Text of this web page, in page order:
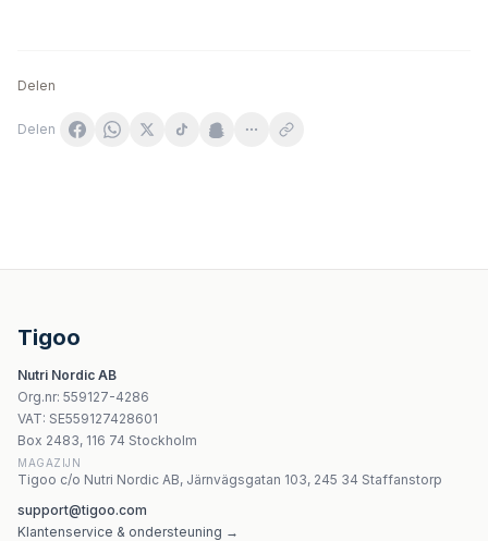
Delen
Delen
Revive Glucose 180 Vcaps
Eaas Clear Cola – 420g kolsyrat pulver
Nature'S Way Alfa-Max 100 Vcaps
Cytoplan Women's Biotic 60 veganska kapslar
Tigoo
Nutri Nordic AB
Org.nr: 559127-4286
VAT: SE559127428601
Box 2483, 116 74 Stockholm
MAGAZIJN
Tigoo c/o Nutri Nordic AB, Järnvägsgatan 103, 245 34 Staffanstorp
support@tigoo.com
Klantenservice & ondersteuning →